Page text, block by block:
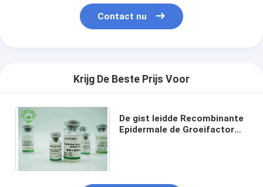
Contact nu
Krijg De Beste Prijs Voor
De gist leidde Recombinante
Epidermale de Groeifactor